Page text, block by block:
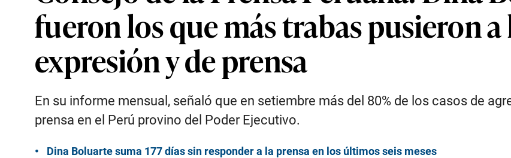
fueron los que más trabas pusieron
expresión y de prensa
En su informe mensual, señaló que en setiembre más del 80% de los casos de
prensa en el Perú provino del Poder Ejecutivo.
Dina Boluarte suma 177 días sin responder a la prensa en los últimos seis meses